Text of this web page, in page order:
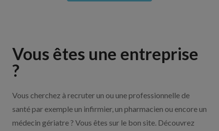
Vous êtes une entreprise
?
Vous cherchez à recruter un ou une professionnelle de
santé par exemple un infirmier, un pharmacien ou encore un
médecin gériatre ? Vous êtes sur le bon site. Découvrez